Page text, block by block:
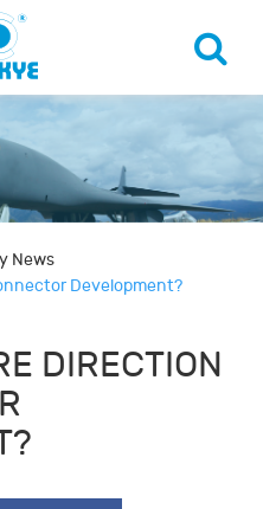
News
Development?
DIRECTION